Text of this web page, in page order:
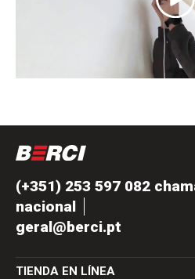
(+351) 253 597 082
nacional
geral@berci.pt
TIENDA EN LÍNEA